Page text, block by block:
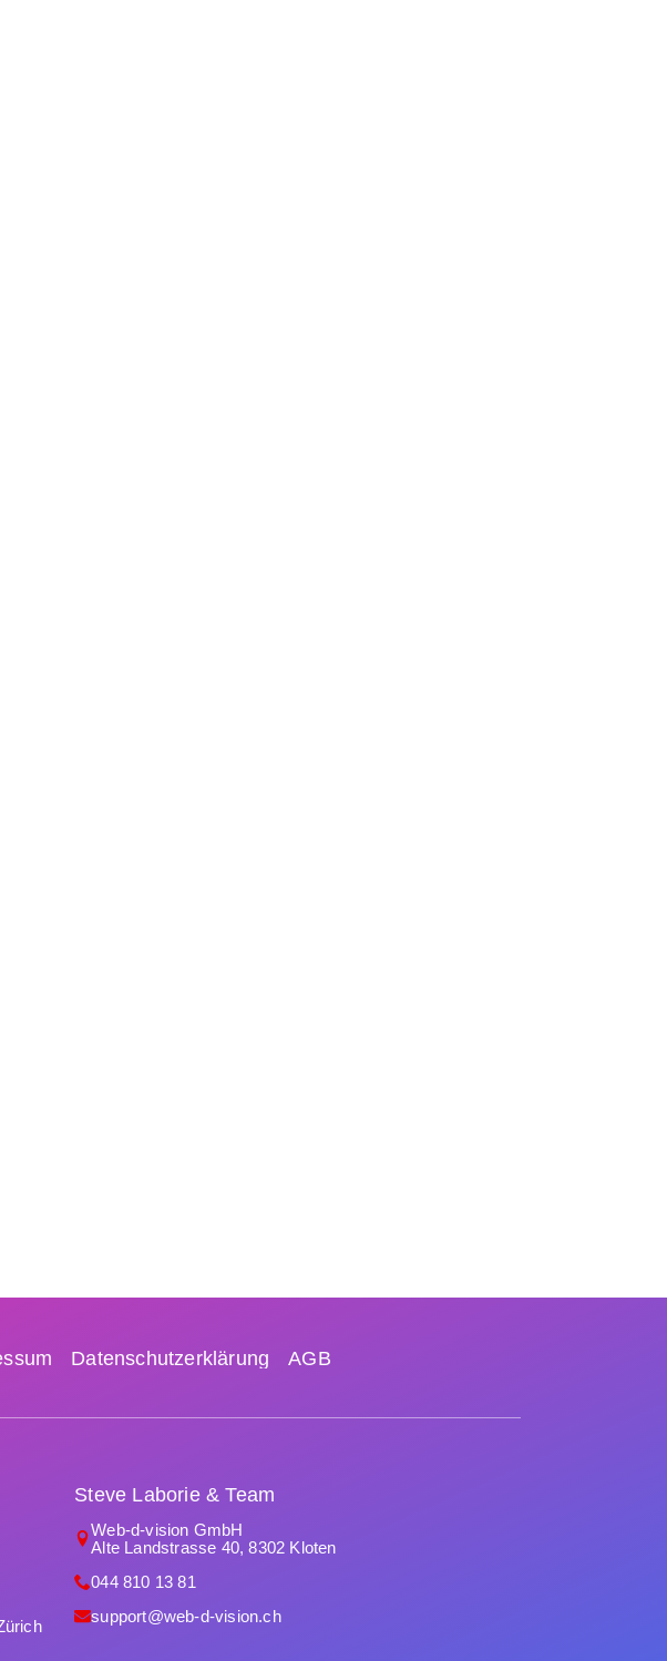
Datenschutzerklärung AGB
Steve Laborie & Team
Web-d-vision GmbH
Alte Landstrasse 40, 8302 Kloten
044 810 13 81
support@web-d-vision.ch